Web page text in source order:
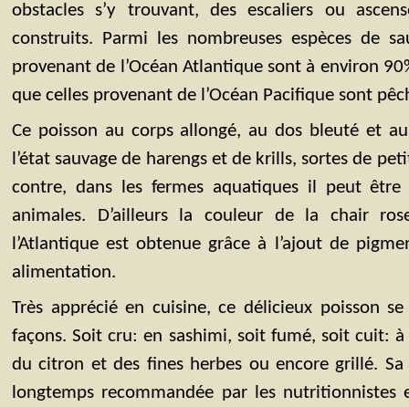
obstacles s’y trouvant, des escaliers ou
construits. Parmi les nombreuses espèces de
provenant de l’Océan Atlantique sont à environ
que celles provenant de l’Océan Pacifique sont
Ce poisson au corps allongé, au dos bleuté et
l’état sauvage de harengs et de krills, sortes de
contre, dans les fermes aquatiques il peut être
animales. D’ailleurs la couleur de la chair
l’Atlantique est obtenue grâce à l’ajout de
alimentation.
Très apprécié en cuisine, ce délicieux poisson
façons. Soit cru: en sashimi, soit fumé, soit cuit:
du citron et des fines herbes ou encore grillé.
longtemps recommandée par les